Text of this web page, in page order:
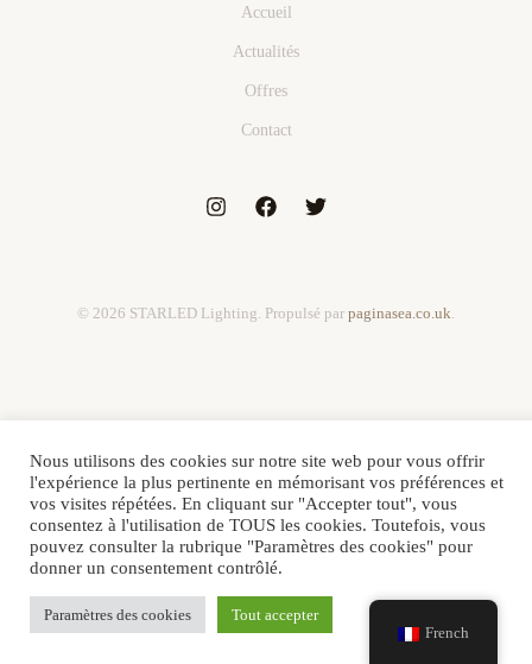
Accueil
Actualités
Offres
Contact
© 2026 STARLED Lighting. Propulsé par paginasea.co.uk.
Nous utilisons des cookies sur notre site web pour vous offrir
l'expérience la plus pertinente en mémorisant vos préférences et
vos visites répétées. En cliquant sur "Accepter tout", vous
consentez à l'utilisation de TOUS les cookies. Toutefois, vous
pouvez consulter la rubrique "Paramètres des cookies" pour
donner un consentement contrôlé.
Paramètres des cookies Tout accepter
French